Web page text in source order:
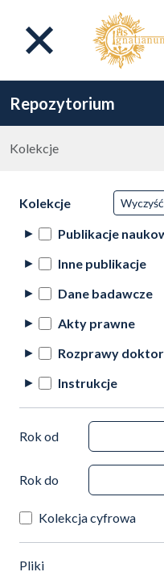
Repozytorium
Kolekcje
Lista wyników
Filtry
Akcje na kolekcjach
Kolekcje(automatyczne
Wyczyść
Publikacje
Inne publikacje
Dane badawcze
Akty prawne
Rozprawy
Instrukcje
Rok od
Rok do
Kolekcja cyfrowa
Pliki(automatyczne